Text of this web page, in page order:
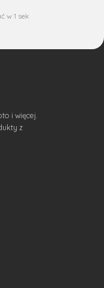
w 1 sek
i więcej.
z